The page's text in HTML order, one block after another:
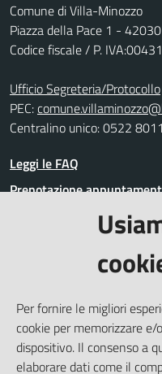
Per fornire le migliori
cookie per memorizzare
dispositivo. Il consenso a
elaborare dati come il
Comune di Villa-Minozzo
Piazza della Pace 1 -
Codice fiscale / P.
Ufficio Segreteria/Protocollo
PEC:
Centralino unico: 0522
Leggi le FAQ
Prenotazione
Segnalazione disservizio
Amministrazione
Whistleblowing
Dichiarazione di